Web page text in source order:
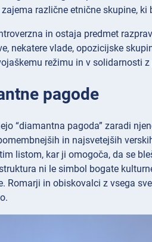
različne etnične skupine,
in ostaja predmet
nekatere vlade, opozicijske
režimu in v solidarnosti
pagode
“diamantna pagoda” zaradi
in najsvetejših
listom, kar ji omogoča, da se
ni le simbol bogate
in obiskovalci z vsega